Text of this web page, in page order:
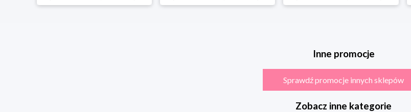
Inne promocje
Sprawdź promocje innych sklepów
Zobacz inne kategorie